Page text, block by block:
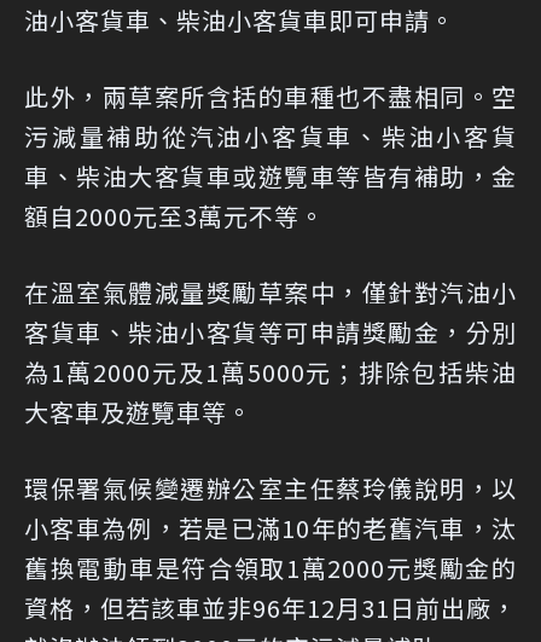
油小客貨車、柴油小客貨車即可申請。
此外，兩草案所含括的車種也不盡相同。空
污減量補助從汽油小客貨車、柴油小客貨
車、柴油大客貨車或遊覽車等皆有補助，金
額自2000元至3萬元不等。
在溫室氣體減量獎勵草案中，僅針對汽油小
客貨車、柴油小客貨等可申請獎勵金，分別
為1萬2000元及1萬5000元；排除包括柴油
大客車及遊覽車等。
環保署氣候變遷辦公室主任蔡玲儀說明，以
小客車為例，若是已滿10年的老舊汽車，汰
舊換電動車是符合領取1萬2000元獎勵金的
資格，但若該車並非96年12月31日前出廠，